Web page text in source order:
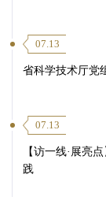
07.13
省科学技术厅党
07.13
【访一线·展亮
践